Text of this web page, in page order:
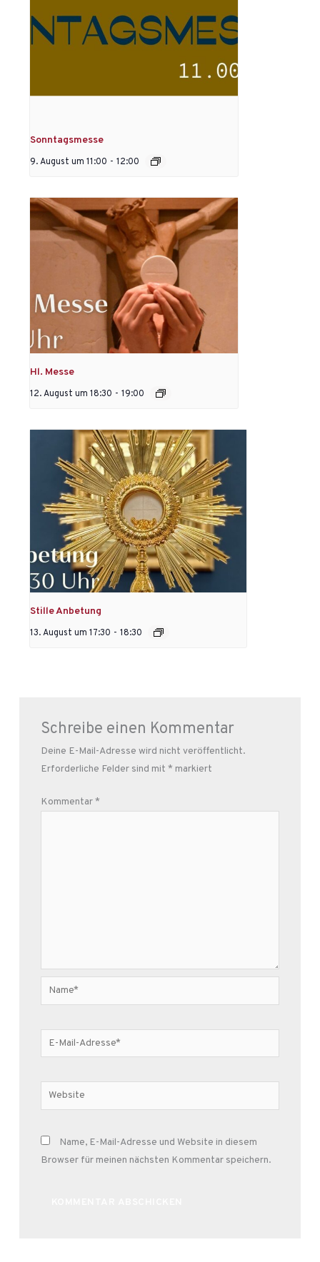
Sonntagsmesse
9. August um 11:00 - 12:00
Hl. Messe
12. August um 18:30 - 19:00
Stille Anbetung
13. August um 17:30 - 18:30
Schreibe einen Kommentar
Deine E-Mail-Adresse wird nicht veröffentlicht.
Erforderliche Felder sind mit * markiert
Kommentar*
Name*
E-
Mail-
Website
Name, E-Mail-Adresse und Website in diesem
Browser für meinen nächsten Kommentar speichern.